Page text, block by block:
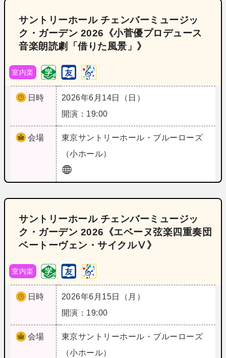
サントリーホール チェンバーミュージッ
ク・ガーデン 2026《小菅優プロデュース
音楽朗読劇「借りた風景」》
室内楽
日時
2026年6月14日（日）
開演：19:00
会場 東京サントリーホール・ブルーローズ
（小ホール）
サントリーホール チェンバーミュージッ
ク・ガーデン 2026《エベーヌ弦楽四重奏団
ベートーヴェン・サイクルⅤ》
室内楽
日時
2026年6月15日（月）
開演：19:00
会場 東京サントリーホール・ブルーローズ
（小ホール）